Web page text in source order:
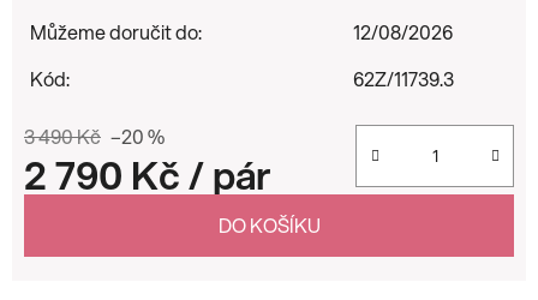
Můžeme doručit do:
12/08/2026
Kód:
62Z/11739.3
3 490 Kč –20 %
2 790 Kč/ pár
DO KOŠÍKU